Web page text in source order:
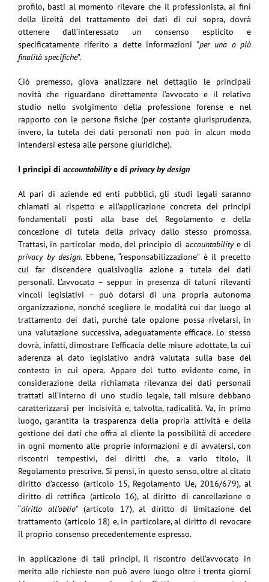
profilo, basti al momento rilevare che il professionista, ai fini
della liceità del trattamento dei dati di cui sopra, dovrà
ottenere dall’interessato un consenso esplicito e
specificatamente riferito a dette informazioni “per una o più
finalità specifiche”.
Ciò premesso, giova analizzare nel dettaglio le principali
novità che riguardano direttamente l’avvocato e il relativo
studio nello svolgimento della professione forense e nel
rapporto con le persone fisiche (per costante giurisprudenza,
invero, la tutela dei dati personali non può in alcun modo
intendersi estesa alle persone giuridiche).
I principi di accountabilitye di privacy by design
Al pari di aziende ed enti pubblici, gli studi legali saranno
chiamati al rispetto e all’applicazione concreta dei principi
fondamentali posti alla base del Regolamento e della
concezione di tutela della privacy dallo stesso promossa.
Trattasi, in particolar modo, del principio di accountabilitye di
privacy by design. Ebbene, “responsabilizzazione” è il precetto
cui far discendere qualsivoglia azione a tutela dei dati
personali. L’avvocato – seppur in presenza di taluni rilevanti
vincoli legislativi – può dotarsi di una propria autonoma
organizzazione, nonché scegliere le modalità cui dar luogo al
trattamento dei dati, purché tale opzione possa rivelarsi, in
una valutazione successiva, adeguatamente efficace. Lo stesso
dovrà, infatti, dimostrare l’efficacia delle misure adottate, la cui
aderenza al dato legislativo andrà valutata sulla base del
contesto in cui opera. Appare del tutto evidente come, in
considerazione della richiamata rilevanza dei dati personali
trattati all’interno di uno studio legale, tali misure debbano
caratterizzarsi per incisività e, talvolta, radicalità. Va, in primo
luogo, garantita la trasparenza della propria attività e della
gestione dei dati che offra al cliente la possibilità di accedere
in ogni momento alle proprie informazioni e di avvalersi, con
riscontri tempestivi, dei diritti che, a vario titolo, il
Regolamento prescrive. Si pensi, in questo senso, oltre al citato
diritto d’accesso (articolo 15, Regolamento Ue, 2016/679), al
diritto di rettifica (articolo 16), al diritto di cancellazione o
“diritto all’oblio” (articolo 17), al diritto di limitazione del
trattamento (articolo 18) e, in particolare, al diritto di revocare
il proprio consenso precedentemente espresso.
In applicazione di tali principi, il riscontro dell’avvocato in
merito alle richieste non può avere luogo oltre i trenta giorni